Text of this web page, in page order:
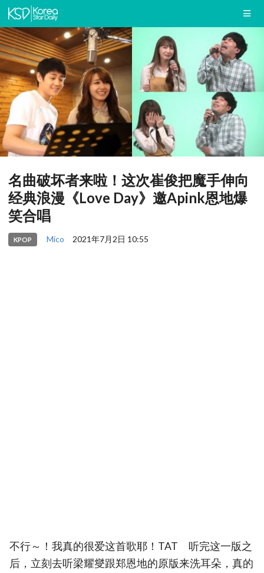
名曲破坏者来啦！这次崔俊把魔手伸向
经典浪漫《Love Day》邀Apink恩地爆
笑合唱
KPOP Mico 2021年7月2日 10:55
不行～！我真的很爱这首歌耶！TAT 听完这一版之
后，立刻去听梁耀燮跟郑恩地的原版来洗耳朵，真的